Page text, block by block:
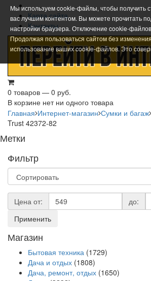
Карта сайта
Контакты
0 товаров — 0 руб.
В корзине нет ни одного товара
Главная Интернет-магазин Сумки и багаж
Trust 42372-82
Метки
Фильтр
Цена от:
до:
Применить
Магазин
Бытовая техника (1729)
Дача и отдых (1808)
Дача, ремонт, отдых (1650)
Мы используем cookie-файлы, чтобы получить
вас лучшим контентом. Вы можете прочитать
настройки браузера. Отключение cookie-
Продолжая пользоваться сайтом без
использование ваших cookie-файлов. Это